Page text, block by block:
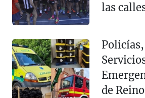
las
de